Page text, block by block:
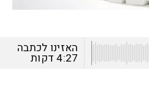
האזינו לכתבה
4:27דקות